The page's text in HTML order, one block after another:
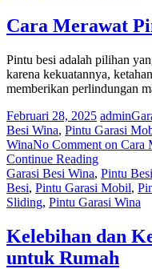
Cara Merawat
Pintu besi adalah pilihan
karena kekuatannya,
memberikan perlindungan
Februari 28, 2025 admin
Besi Wina, Pintu Garasi
WinaNo Comment on Cara
Continue Reading
Garasi Besi Wina, Pintu
Besi, Pintu Garasi Mobil,
Sliding, Pintu Garasi Wina
Kelebihan dan
untuk Rumah